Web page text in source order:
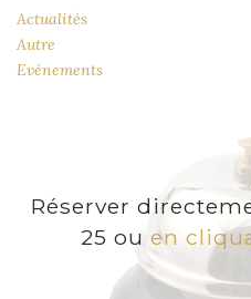
Actualités
Autre
Evénements
Réserver
25 ou en